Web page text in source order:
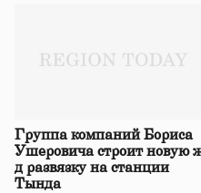
Группа компаний Бориса
Ушеровича строит новую
д развязку на станции
Тында